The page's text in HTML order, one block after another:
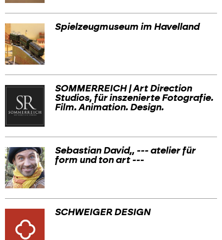
Spielzeugmuseum im Havelland
SOMMERREICH | Art Direction
Studios, für inszenierte Fotografie.
Film. Animation. Design.
Sebastian David,, --- atelier für
form und ton art ---
SCHWEIGER DESIGN